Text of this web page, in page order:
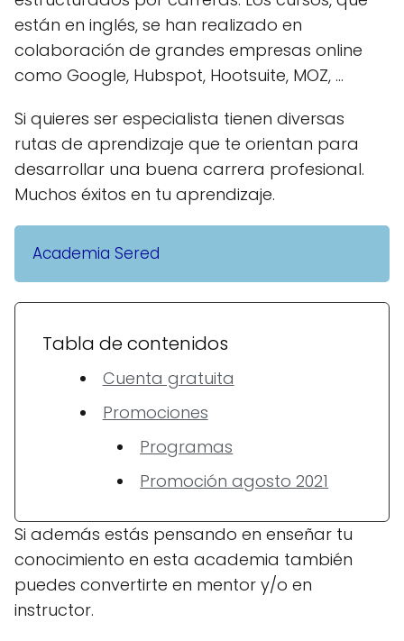
están en inglés, se han realizado en
colaboración de grandes empresas online
como Google, Hubspot, Hootsuite, MOZ, ...
Si quieres ser especialista tienen diversas
rutas de aprendizaje que te orientan para
desarrollar una buena carrera profesional.
Muchos éxitos en tu aprendizaje.
Academia Sered
Tabla de contenidos
Cuenta gratuita
Promociones
Programas
Promoción agosto 2021
Si además estás pensando en enseñar tu
conocimiento en esta academia también
puedes convertirte en mentor y/o en
instructor.